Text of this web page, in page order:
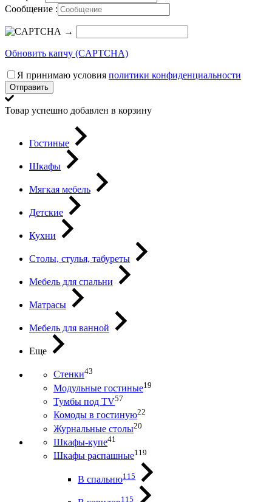
Сообщение :
→
Обновить капчу (CAPTCHA)
Я принимаю условия политики конфиденциальности
Отправить
Товар успешно добавлен в корзину
Гостиные
Шкафы
Мягкая мебель
Детские
Кухни
Столы, стулья, табуреты
Мебель для спальни
Матрасы
Мебель для ванной
Еще
Стенки43
Модульные гостиные19
Тумбы под ТV57
Комоды в гостиную22
Журнальные столы20
Шкафы-купе41
Шкафы распашные119
В спальню115
115